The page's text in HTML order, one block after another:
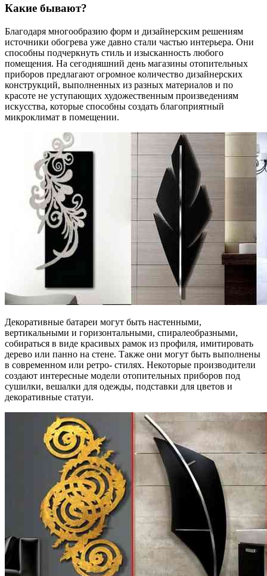
Какие бывают?
Благодаря многообразию форм и дизайнерским решениям
источники обогрева уже давно стали частью интерьера. Они
способны подчеркнуть стиль и изысканность любого
помещения. На сегодняшний день магазины отопительных
приборов предлагают огромное количество дизайнерских
конструкций, выполненных из разных материалов и по
красоте не уступающих художественным произведениям
искусства, которые способны создать благоприятный
микроклимат в помещении.
Декоративные батареи могут быть настенными,
вертикальными и горизонтальными, спиралеобразными,
собираться в виде красивых рамок из профиля, имитировать
дерево или панно на стене. Также они могут быть выполнены
в современном или ретро- стилях. Некоторые производители
создают интересные модели отопительных приборов под
сушилки, вешалки для одежды, подставки для цветов и
декоративные статуи.